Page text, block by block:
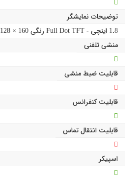
توضیحات نمایشگر
1.8 اینچی - Full Dot TFT رنگی 160 × 128 پیکسلی
منشی تلفنی
قابلیت ضبط منشی
قابلیت کنفرانس
قابلیت انتقال تماس
اسپیکر